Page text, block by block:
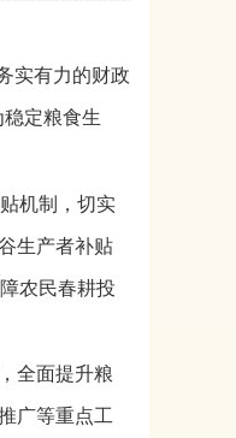
实有力的财政
定粮食生
机制，切实
生产者补贴
农民春耕投
全面提升粮
广等重点工